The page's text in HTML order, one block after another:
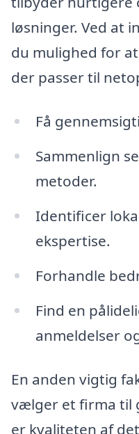
løsninger. Ved at
du mulighed for
der passer til
Få
Sammenlign
metoder.
Identificer
ekspertise.
Forhandle
Find en
anmeldelser
En anden vigtig
vælger et firma til
er kvaliteten af